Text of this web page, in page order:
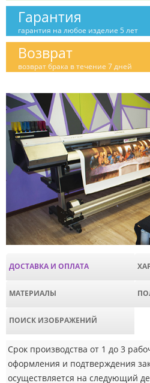
Гарантия
гарантия на любое изделие 5 лет
Возврат
возврат брака в течение 7 дней
ДОСТАВКА И ОПЛАТА
МАТЕРИАЛЫ
ПОИСК ИЗОБРАЖЕНИЙ
Срок производства от 1 до 3
оформления и подтверждения
осуществляется на следующий